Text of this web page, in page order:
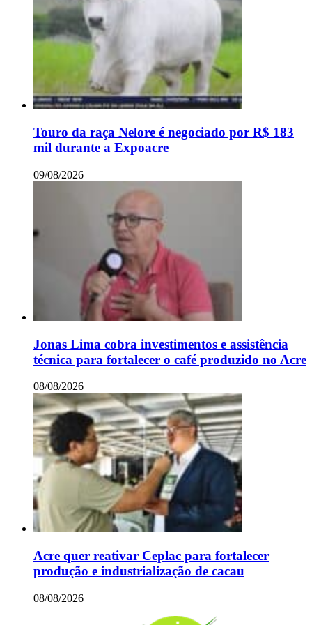
Touro da raça Nelore é negociado por R$ 183
mil durante a Expoacre
09/08/2026
Jonas Lima cobra investimentos e assistência
técnica para fortalecer o café produzido no Acre
08/08/2026
Acre quer reativar Ceplac para fortalecer
produção e industrialização de cacau
08/08/2026